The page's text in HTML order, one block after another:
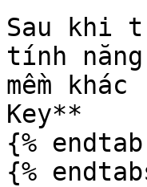
Sau khi
tính
mềm
Key**
{%
{%